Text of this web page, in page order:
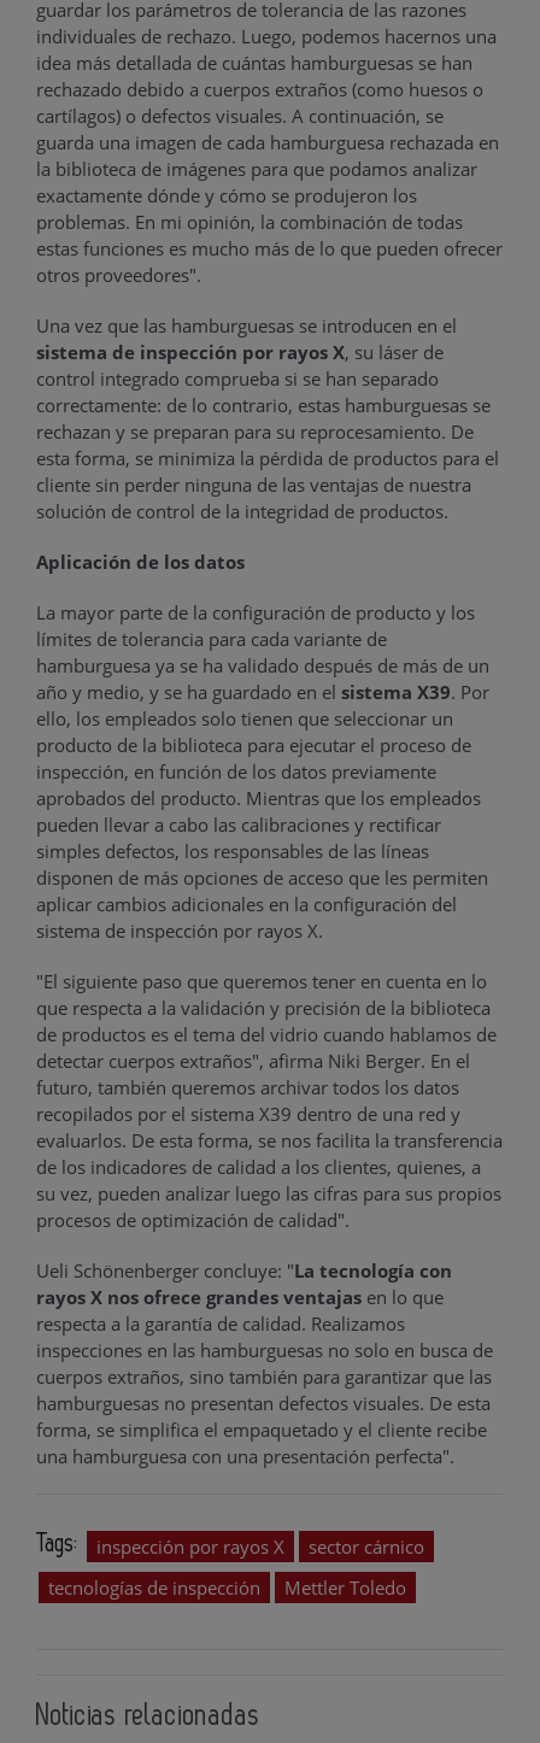
guardar los parámetros de tolerancia de las razones
individuales de rechazo. Luego, podemos hacernos una
idea más detallada de cuántas hamburguesas se han
rechazado debido a cuerpos extraños (como huesos o
cartílagos) o defectos visuales. A continuación, se
guarda una imagen de cada hamburguesa rechazada en
la biblioteca de imágenes para que podamos analizar
exactamente dónde y cómo se produjeron los
problemas. En mi opinión, la combinación de todas
estas funciones es mucho más de lo que pueden ofrecer
otros proveedores".
Una vez que las hamburguesas se introducen en el
sistema de inspección por rayos X, su láser de
control integrado comprueba si se han separado
correctamente: de lo contrario, estas hamburguesas se
rechazan y se preparan para su reprocesamiento. De
esta forma, se minimiza la pérdida de productos para el
cliente sin perder ninguna de las ventajas de nuestra
solución de control de la integridad de productos.
Aplicación de los datos
La mayor parte de la configuración de producto y los
límites de tolerancia para cada variante de
hamburguesa ya se ha validado después de más de un
año y medio, y se ha guardado en el sistema X39. Por
ello, los empleados solo tienen que seleccionar un
producto de la biblioteca para ejecutar el proceso de
inspección, en función de los datos previamente
aprobados del producto. Mientras que los empleados
pueden llevar a cabo las calibraciones y rectificar
simples defectos, los responsables de las líneas
disponen de más opciones de acceso que les permiten
aplicar cambios adicionales en la configuración del
sistema de inspección por rayos X.
"El siguiente paso que queremos tener en cuenta en lo
que respecta a la validación y precisión de la biblioteca
de productos es el tema del vidrio cuando hablamos de
detectar cuerpos extraños", afirma Niki Berger. En el
futuro, también queremos archivar todos los datos
recopilados por el sistema X39 dentro de una red y
evaluarlos. De esta forma, se nos facilita la transferencia
de los indicadores de calidad a los clientes, quienes, a
su vez, pueden analizar luego las cifras para sus propios
procesos de optimización de calidad".
Ueli Schönenberger concluye: "La tecnología con
rayos X nos ofrece grandes ventajas en lo que
respecta a la garantía de calidad. Realizamos
inspecciones en las hamburguesas no solo en busca de
cuerpos extraños, sino también para garantizar que las
hamburguesas no presentan defectos visuales. De esta
forma, se simplifica el empaquetado y el cliente recibe
una hamburguesa con una presentación perfecta".
Tags: inspección por rayos X
sector cárnico
tecnologías de inspección
Mettler Toledo
Noticias relacionadas